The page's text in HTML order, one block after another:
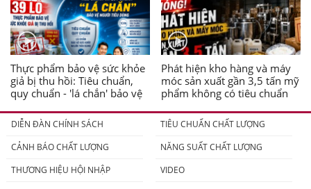
Thực phẩm bảo vệ sức khỏe
giả bị thu hồi: Tiêu chuẩn,
quy chuẩn - 'lá chắn' bảo vệ
Phát hiện kho hàng và máy
móc sản xuất gần 3,5 tấn mỹ
phẩm không có tiêu chuẩn
DIỄN ĐÀN CHÍNH SÁCH
TIÊU CHUẨN CHẤT LƯỢNG
CẢNH BÁO CHẤT LƯỢNG
NĂNG SUẤT CHẤT LƯỢNG
THƯƠNG HIỆU HỘI NHẬP
VIDEO